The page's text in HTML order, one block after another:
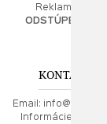
Reklamačný
ODSTÚPENIE
KONTAKT
Email:
Informácie: